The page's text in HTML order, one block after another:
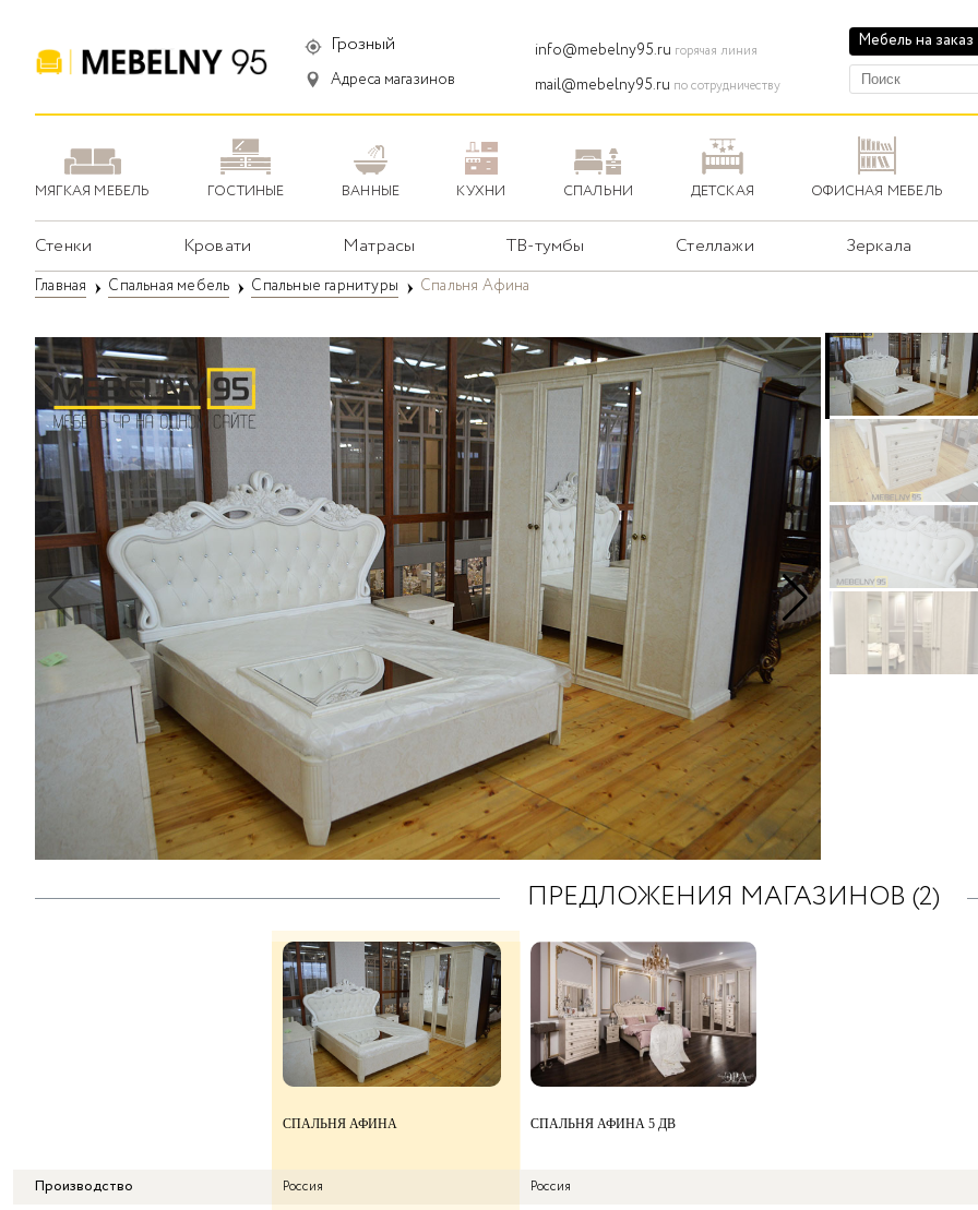
Грозный
Адреса магазинов
info@mebelny95.ru горячая линия
mail@mebelny95.ru по сотрудничеству
Мебель на заказ
МЯГКАЯ МЕБЕЛЬ ГОСТИНЫЕ ВАННЫЕ КУХНИ СПАЛЬНИ ДЕТСКАЯ ОФИСНАЯ МЕБЕЛЬ
Стенки Кровати Матрасы ТВ-тумбы Стеллажи Зеркала
Главная Спальная мебель Спальные гарнитуры Спальня Афина
ПРЕДЛОЖЕНИЯ МАГАЗИНОВ (2)
СПАЛЬНЯ АФИНА
Россия
СПАЛЬНЯ АФИНА 5 ДВ
Россия
Производство